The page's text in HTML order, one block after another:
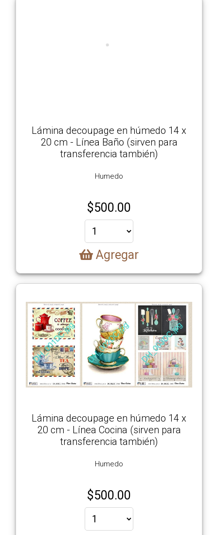
Nosotros
Novedades
Productos
Como
Comprar
Videos
Lámina decoupage en húmedo 14 x
20 cm - Línea Baño (sirven para
transferencia también)
Humedo
$500.00
Agregar
Lámina decoupage en húmedo 14 x
20 cm - Línea Cocina (sirven para
transferencia también)
Humedo
$500.00